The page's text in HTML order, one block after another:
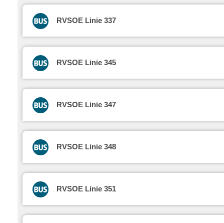
RVSOE Linie 337
RVSOE Linie 345
RVSOE Linie 347
RVSOE Linie 348
RVSOE Linie 351